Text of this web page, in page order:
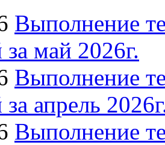
Выполнение
май 2026г.
Выполнение
апрель
Выполнение